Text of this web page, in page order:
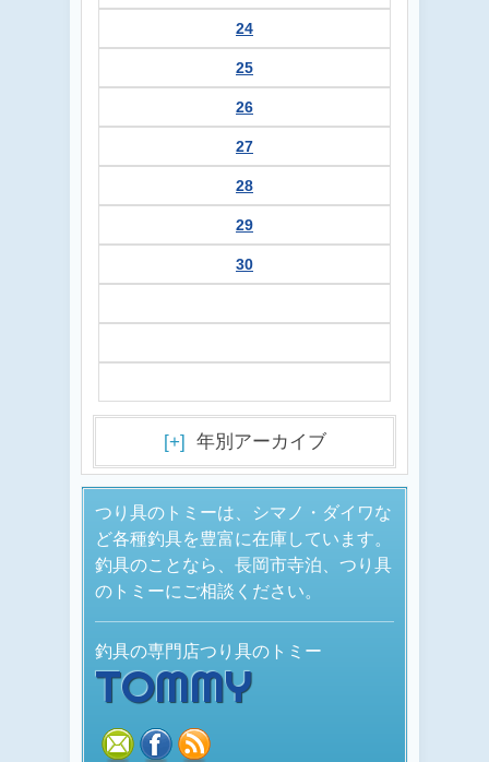
24
25
26
27
28
29
30
[+] 年別アーカイブ
つり具のトミーは、シマノ・ダイワな
ど各種釣具を豊富に在庫しています。
釣具のことなら、長岡市寺泊、つり具
のトミーにご相談ください。
釣具の専門店つり具のトミー
TOMMY
mail facebook